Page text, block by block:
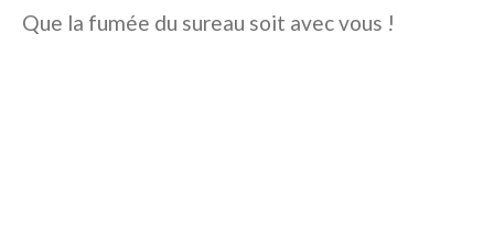
Que la fumée du sureau soit avec vous !